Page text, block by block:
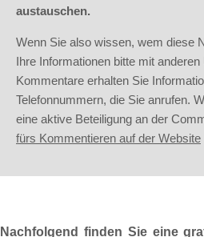
austauschen.
Wenn Sie also wissen, wem diese
Ihre Informationen bitte mit
Kommentare erhalten Sie
Telefonnummern, die Sie anrufen.
eine aktive Beteiligung an der
fürs Kommentieren auf der Website
Nachfolgend finden Sie eine